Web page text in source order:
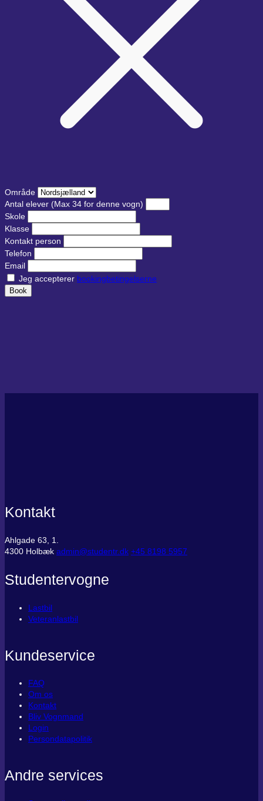
Område
Antal elever (Max 34 for denne vogn)
Skole
Klasse
Kontakt person
Telefon
Email
Jeg accepterer bookingbetingelserne
Book
Kontakt
Ahlgade 63, 1.
4300 Holbæk admin@studentr.dk ‭+45 8198 5957
Studentervogne
Lastbil
Veteranlastbil
Kundeservice
FAQ
Om os
Kontakt
Bliv Vognmand
Login
Persondatapolitik
Andre services